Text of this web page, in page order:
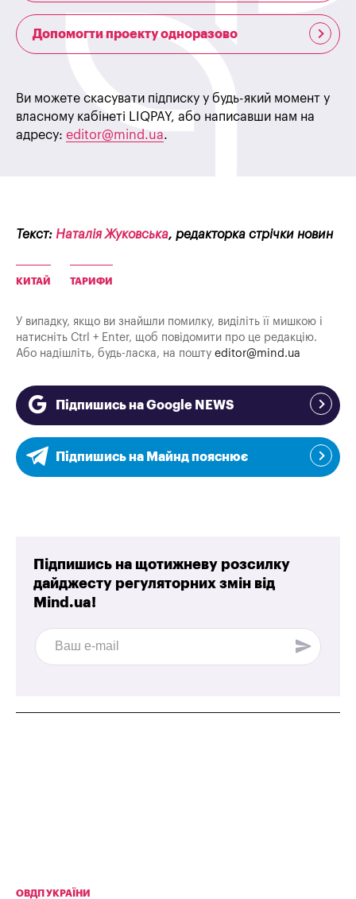
Допомогти проекту одноразово
Ви можете скасувати підписку у будь-який момент у
власному кабінеті LIQPAY, або написавши нам на
адресу: editor@mind.ua.
Текст: Наталія Жуковська, редакторка стрічки новин
КИТАЙ ТАРИФИ
У випадку, якщо ви знайшли помилку, виділіть її мишкою і
натисніть Ctrl + Enter, щоб повідомити про це редакцію.
Або надішліть, будь-ласка, на пошту editor@mind.ua
Підпишись на Google NEWS
Підпишись на Майнд пояснює
Підпишись на щотижневу розсилку
дайджесту регуляторних змін від
Mind.ua!
ОВДП УКРАЇНИ